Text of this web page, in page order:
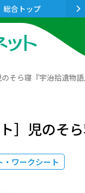
総合トップ
そら寝『宇治拾遺物語
］児のそ
ワークシート